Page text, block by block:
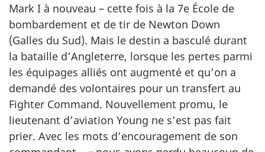
Mark I à nouveau – cette fois à la 7e École de
bombardement et de tir de Newton Down
(Galles du Sud). Mais le destin a basculé durant
la bataille d’Angleterre, lorsque les pertes parmi
les équipages alliés ont augmenté et qu’on a
demandé des volontaires pour un transfert au
Fighter Command. Nouvellement promu, le
lieutenant d’aviation Young ne s’est pas fait
prier. Avec les mots d’encouragement de son